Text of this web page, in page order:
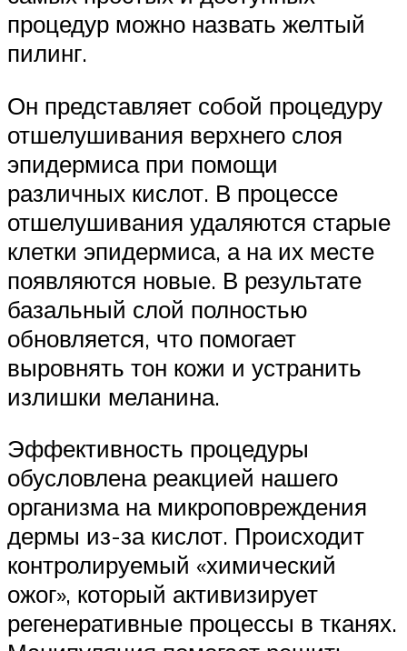
процедур можно назвать желтый
пилинг.
Он представляет собой процедуру
отшелушивания верхнего слоя
эпидермиса при помощи
различных кислот. В процессе
отшелушивания удаляются старые
клетки эпидермиса, а на их месте
появляются новые. В результате
базальный слой полностью
обновляется, что помогает
выровнять тон кожи и устранить
излишки меланина.
Эффективность процедуры
обусловлена реакцией нашего
организма на микроповреждения
дермы из-за кислот. Происходит
контролируемый «химический
ожог», который активизирует
регенеративные процессы в тканях.